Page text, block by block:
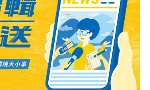
旋在都審、環評、防火避難性能式審
間，在完成都審、環評、性能式審查
離復工階段只剩建照變更。今年6月
關的建照變更。據了解，在北市府簽
理想狀況下，可望在端午連假後開始